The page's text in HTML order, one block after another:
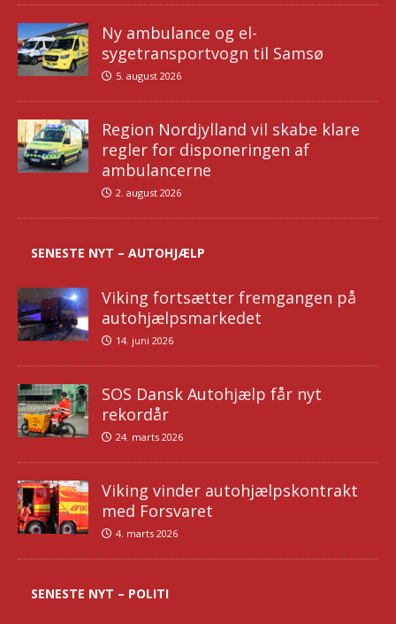
Ny ambulance og el-
sygetransportvogn til Samsø
5. august 2026
Region Nordjylland vil skabe klare
regler for disponeringen af
ambulancerne
2. august 2026
SENESTE NYT – AUTOHJÆLP
Viking fortsætter fremgangen på
autohjælpsmarkedet
14. juni 2026
SOS Dansk Autohjælp får nyt
rekordår
24. marts 2026
Viking vinder autohjælpskontrakt
med Forsvaret
4. marts 2026
SENESTE NYT – POLITI